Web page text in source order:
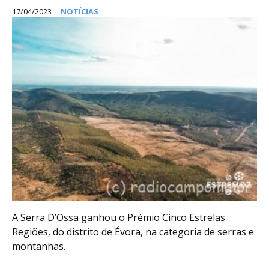
17/04/2023 NOTÍCIAS
A Serra D’Ossa ganhou o Prémio Cinco Estrelas
Regiões, do distrito de Évora, na categoria de serras e
montanhas.